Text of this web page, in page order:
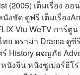
(2005) เต็มเรื่อง อ
งชัด ดูฟรี เต็มเรื่อง
Viu WeTV การ์
ย ดราม่า Drama
History ผจญภัย
นังจีน หนังซูเปอร์ฮี